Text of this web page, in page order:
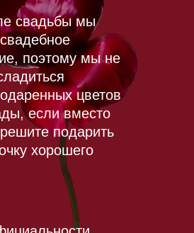
свадьбы мы
поэтому мы не
цветов
если вместо
подарить
хорошего